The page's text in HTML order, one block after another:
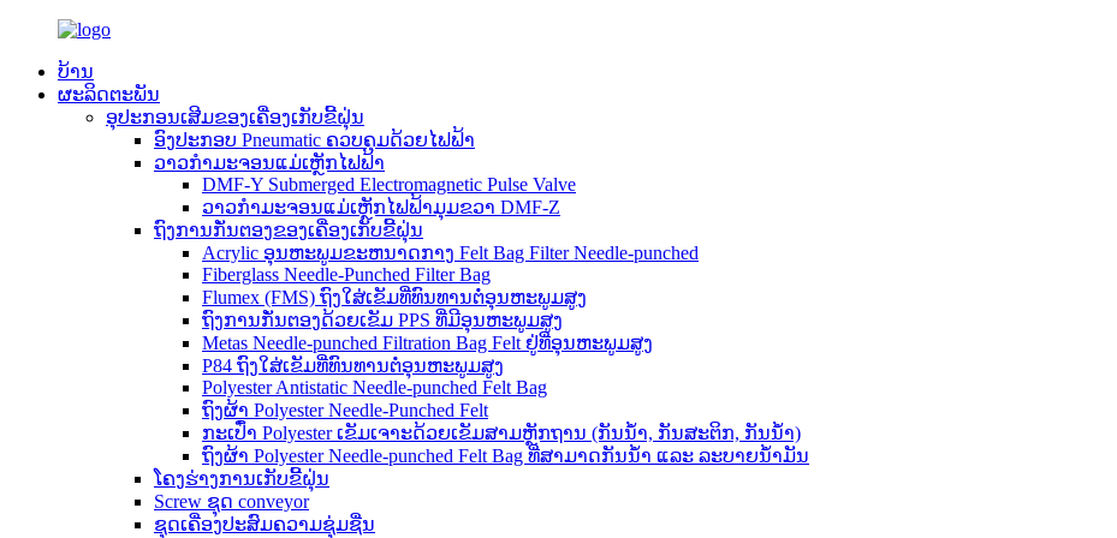
ບ້ານ
ຜະລິດຕະພັນ
ອຸປະກອນເສີມຂອງເຄື່ອງເກັບຂີ້ຝຸ່ນ
ອົງປະກອບ Pneumatic ຄວບຄຸມດ້ວຍໄຟຟ້າ
ວາວກຳມະຈອນແມ່ເຫຼັກໄຟຟ້າ
DMF-Y Submerged Electromagnetic Pulse Valve
ວາວກຳມະຈອນແມ່ເຫຼັກໄຟຟ້າມຸມຂວາ DMF-Z
ຖົງການກັ່ນຕອງຂອງເຄື່ອງເກັບຂີ້ຝຸ່ນ
Acrylic ອຸນຫະພູມຂະຫນາດກາງ Felt Bag Filter Needle-punched
Fiberglass Needle-Punched Filter Bag
Flumex (FMS) ຖົງໃສ່ເຂັມທີ່ທົນທານຕໍ່ອຸນຫະພູມສູງ
ຖົງການກັ່ນຕອງດ້ວຍເຂັມ PPS ທີ່ມີອຸນຫະພູມສູງ
Metas Needle-punched Filtration Bag Felt ຢູ່ທີ່ອຸນຫະພູມສູງ
P84 ຖົງໃສ່ເຂັມທີ່ທົນທານຕໍ່ອຸນຫະພູມສູງ
Polyester Antistatic Needle-punched Felt Bag
ຖົງຜ້າ Polyester Needle-Punched Felt
ກະເປົ໋າ Polyester ເຂັມເຈາະດ້ວຍເຂັມສາມຫຼັກຖານ (ກັນນໍ້າ, ກັນສະຕິກ, ກັນນໍ້າ)
ຖົງຜ້າ Polyester Needle-punched Felt Bag ທີ່ສາມາດກັນນໍ້າ ແລະ ລະບາຍນໍ້າມັນ
ໂຄງຮ່າງການເກັບຂີ້ຝຸ່ນ
Screw ຊຸດ conveyor
ຊຸດເຄື່ອງປະສົມຄວາມຊຸ່ມຊື່ນ